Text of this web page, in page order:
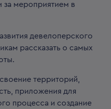
за мероприятием в
девелоперского
рассказать о самых
территорий,
приложения для
процесса и создание